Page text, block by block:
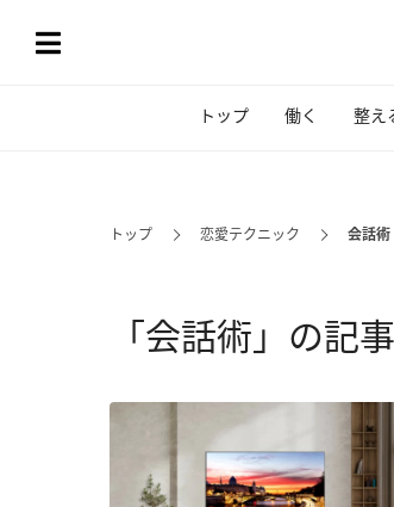
トップ 働く 整え
トップ 恋愛テクニック 会話術
「会話術」の記